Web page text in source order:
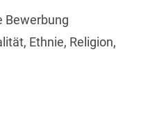
Bewerbung
Ethnie, Religion,